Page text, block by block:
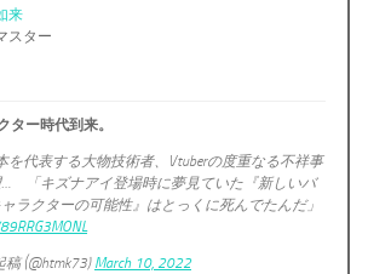
来
スター
ター時代到来。
を代表する大物技術者、Vtuberの度重なる不祥事
… 「キズナアイ登場時に夢見ていた『新しいバ
ラクターの可能性』はとっくに死んでたんだ」
(@htmk73) March 10, 2022